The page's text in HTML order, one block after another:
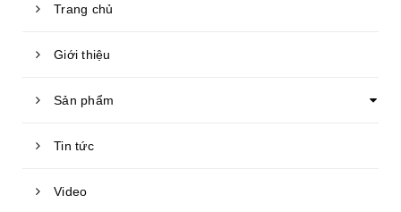
Trang chủ
Giới thiệu
Sản phẩm
Tin tức
Video